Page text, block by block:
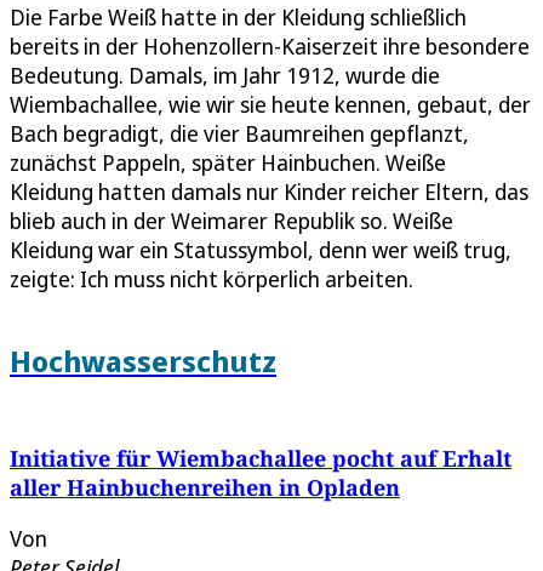
Die Farbe Weiß hatte in der Kleidung schließlich
bereits in der Hohenzollern-Kaiserzeit ihre besondere
Bedeutung. Damals, im Jahr 1912, wurde die
Wiembachallee, wie wir sie heute kennen, gebaut, der
Bach begradigt, die vier Baumreihen gepflanzt,
zunächst Pappeln, später Hainbuchen. Weiße
Kleidung hatten damals nur Kinder reicher Eltern, das
blieb auch in der Weimarer Republik so. Weiße
Kleidung war ein Statussymbol, denn wer weiß trug,
zeigte: Ich muss nicht körperlich arbeiten.
Hochwasserschutz
Initiative für Wiembachallee pocht auf Erhalt
aller Hainbuchenreihen in Opladen
Von